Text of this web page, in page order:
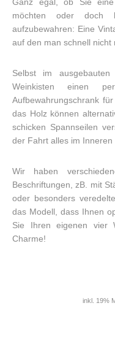
Ganz egal, ob Sie
möchten oder doch
aufzubewahren: Eine
auf den man schnell
Selbst im
Weinkisten einen
Aufbewahrungschrank
das Holz können
schicken Spannseilen
der Fahrt alles im
Wir haben
Beschriftungen, zB. mit
oder besonders
das Modell, dass Ihnen
Sie Ihren eigenen vier
Charme!
inkl. 19%